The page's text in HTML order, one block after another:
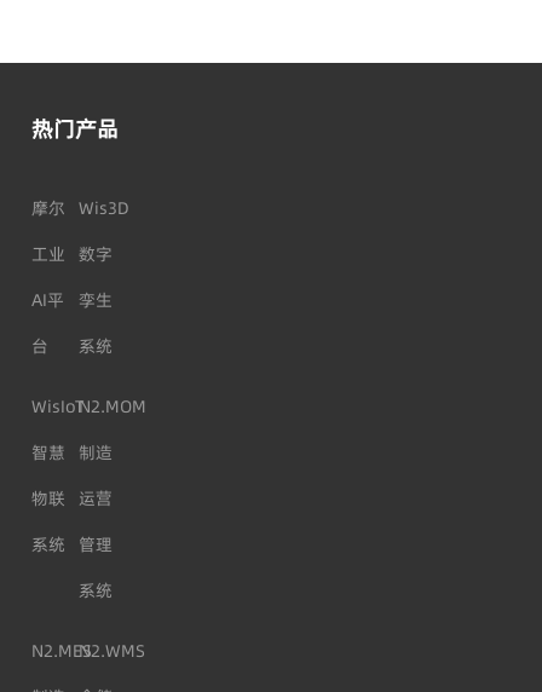
热门产品
摩尔
工业
AI平
台
Wis3D
数字
孪生
系统
WisIoT
智慧
物联
系统
N2.MOM
制造
运营
管理
系统
N2.MESN2.WMS